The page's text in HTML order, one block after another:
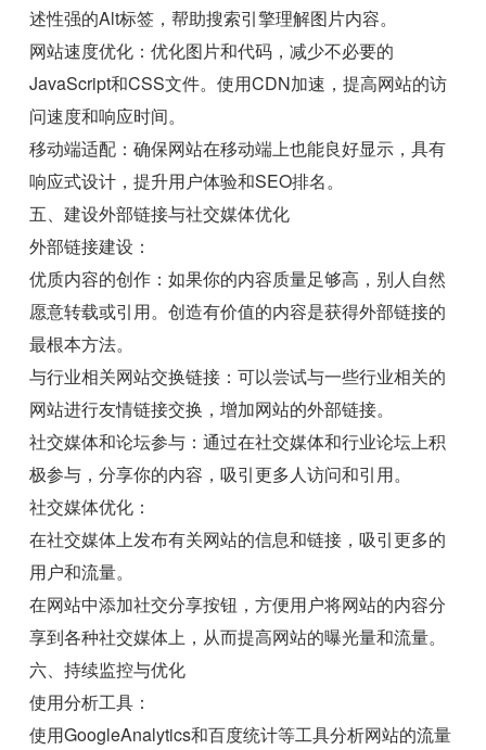
述性强的Alt标签，帮助搜索引擎理解图片内容。
网站速度优化：优化图片和代码，减少不必要的
JavaScript和CSS文件。使用CDN加速，提高网站的访
问速度和响应时间。
移动端适配：确保网站在移动端上也能良好显示，具有
响应式设计，提升用户体验和SEO排名。
五、建设外部链接与社交媒体优化
外部链接建设：
优质内容的创作：如果你的内容质量足够高，别人自然
愿意转载或引用。创造有价值的内容是获得外部链接的
最根本方法。
与行业相关网站交换链接：可以尝试与一些行业相关的
网站进行友情链接交换，增加网站的外部链接。
社交媒体和论坛参与：通过在社交媒体和行业论坛上积
极参与，分享你的内容，吸引更多人访问和引用。
社交媒体优化：
在社交媒体上发布有关网站的信息和链接，吸引更多的
用户和流量。
在网站中添加社交分享按钮，方便用户将网站的内容分
享到各种社交媒体上，从而提高网站的曝光量和流量。
六、持续监控与优化
使用分析工具：
使用GoogleAnalytics和百度统计等工具分析网站的流量